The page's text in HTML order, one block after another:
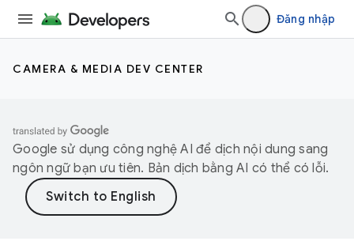
Đăng nhập
CAMERA & MEDIA DEV CENTER
Google sử dụng công nghệ AI để dịch nội dung sang
ngôn ngữ bạn ưu tiên. Bản dịch bằng AI có thể có lỗi.